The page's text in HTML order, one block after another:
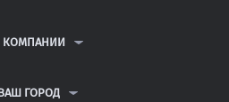
РЕФЕРАТЫИ ОТВЕТЫ
КОМПАНИИ
КОНТАКТЫ
ГОРОД